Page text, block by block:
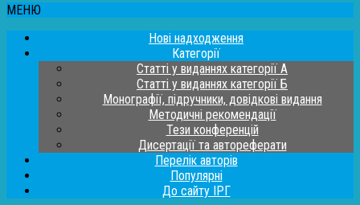
МЕНЮ
Нові надходження
Категорії
Статті у виданнях категорії А
Статті у виданнях категорії Б
Монографії, підручники, довідкові видання
Методичні рекомендації
Тези конференцій
Дисертації та автореферати
Перелік авторів
Популярні
До сайту ІРГ